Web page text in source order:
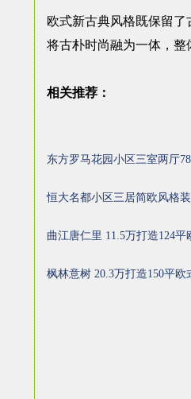
欧式新古典风格既保留
将古朴时尚融为一体，
相关推荐：
东方罗马花园小区三室两厅
恒大名都小区三居简欧风格
曲江唐仁里 11.5万打造124平
枫林意树 20.3万打造150平欧